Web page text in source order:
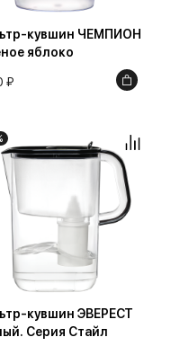
кувшин ЧЕМПИОН
яблоко
₽
кувшин ЭВЕРЕСТ
Серия Стайл